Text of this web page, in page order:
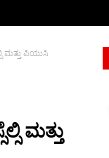
ಮತ್ತು ಪಿಯುಸಿ
ಮತ್ತು